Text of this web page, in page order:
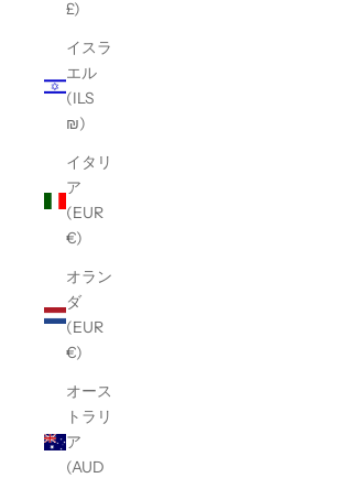
£)
イスラ
エル
(ILS
₪)
イタリ
ア
(EUR
€)
オラン
ダ
(EUR
€)
オース
トラリ
ア
(AUD